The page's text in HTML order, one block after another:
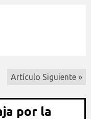
Artículo Siguiente »
por la